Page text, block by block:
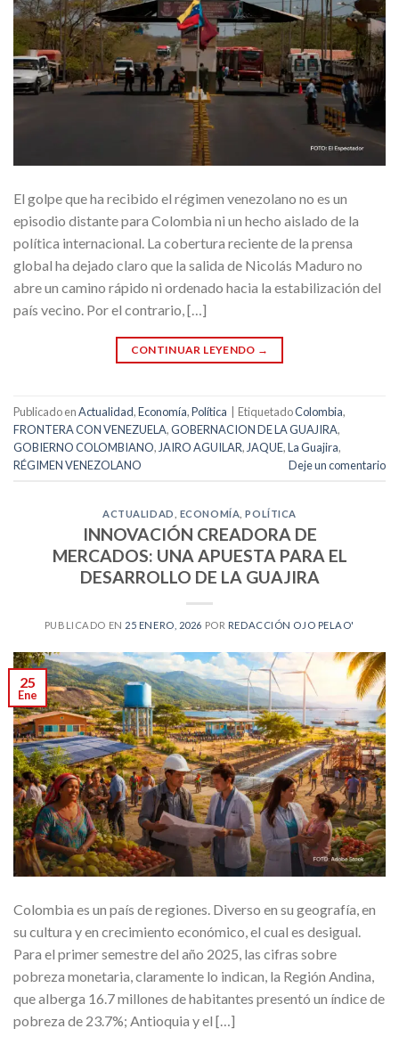
El golpe que ha recibido el régimen venezolano no es un
episodio distante para Colombia ni un hecho aislado de la
política internacional. La cobertura reciente de la prensa
global ha dejado claro que la salida de Nicolás Maduro no
abre un camino rápido ni ordenado hacia la estabilización del
país vecino. Por el contrario, […]
CONTINUAR LEYENDO →
Publicado enActualidad,Economía,Política EtiquetadoColombia,
FRONTERA CON VENEZUELA,GOBERNACION DE LA GUAJIRA,
GOBIERNO COLOMBIANO, JAIRO AGUILAR, JAQUE,La Guajira,
RÉGIMEN VENEZOLANO
Deje un comentario
ACTUALIDAD ECONOMÍA ,POLÍTICA
INNOVACIÓN CREADORA DE
MERCADOS: UNA APUESTA PARA EL
DESARROLLO DE LA GUAJIRA
PUBLICADO EN 25 ENERO, 2026 POR REDACCIÓN OJO PELAO'
25
Ene
Colombia es un país de regiones. Diverso en su geografía, en
su cultura y en crecimiento económico, el cual es desigual.
Para el primer semestre del año 2025, las cifras sobre
pobreza monetaria, claramente lo indican, la Región Andina,
que alberga 16.7 millones de habitantes presentó un índice de
pobreza de 23.7%; Antioquia y el […]